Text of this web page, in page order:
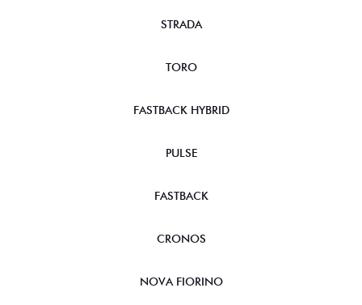
STRADA
TORO
FASTBACK HYBRID
PULSE
FASTBACK
CRONOS
NOVA FIORINO